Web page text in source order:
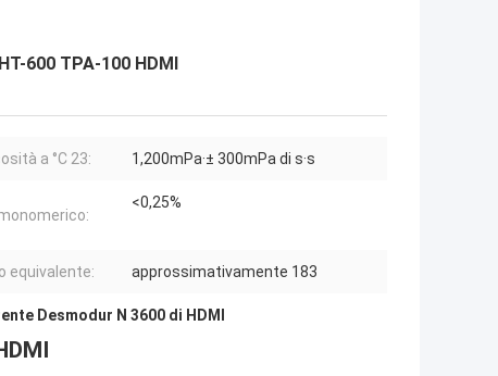
600 TPA-100 HDMI
a °C 23: 1,200mPa·± 300mPa di s·s
<0,25%
equivalente: approssimativamente 183
Desmodur N 3600 di HDMI